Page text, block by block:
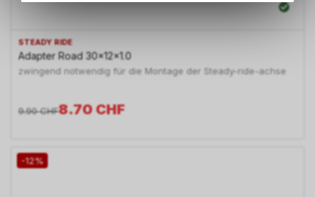
STEADY RIDE
Adapter Road 30x12x1.0
zwingend notwendig für die Montage der Steady-ride-achse
8.70CHF
9.90 CHF
-12%
Daten keinerlei Rückschlüsse
auf Ihre persönlichen